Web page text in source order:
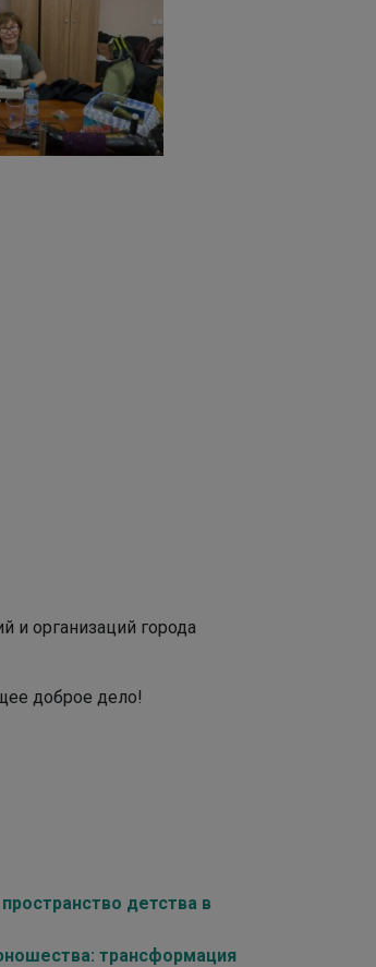
и организаций города
доброе дело!
детства в
трансформация